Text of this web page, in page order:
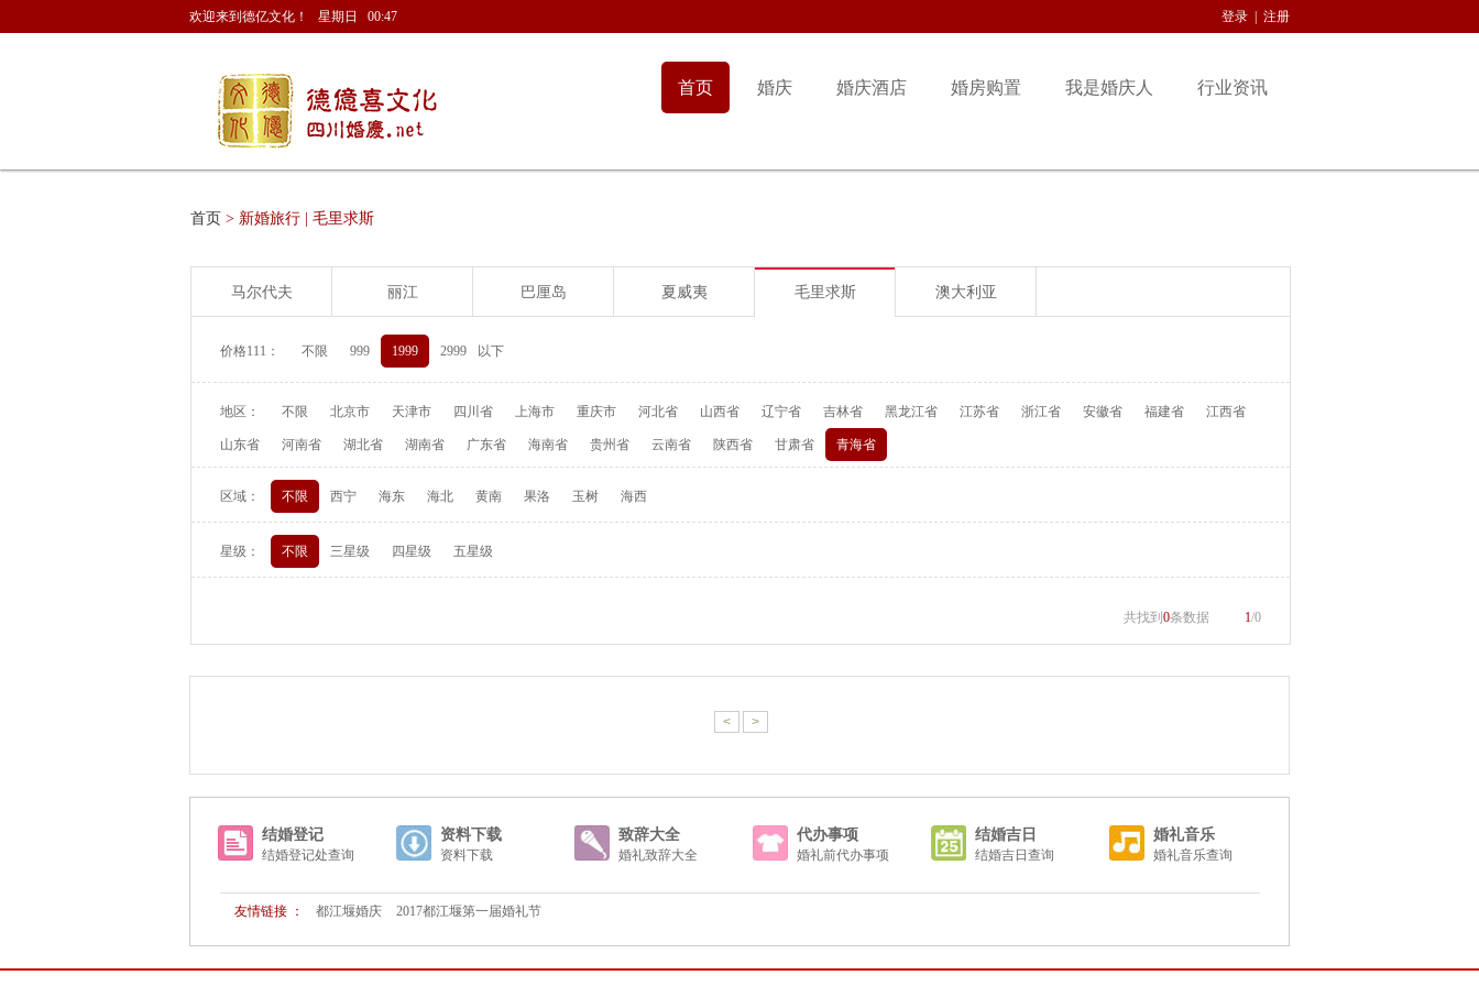
欢迎来到德亿文化！ 星期日 00:47 登录 注册
首页 婚庆 婚庆酒店 婚房购置 我是婚庆人 行业资讯
首页 > 新婚旅行 | 毛里求斯
马尔代夫 丽江 巴厘岛 夏威夷 毛里求斯 澳大利亚
价格111： 不限 999 1999 2999 以下
地区： 不限 北京市 天津市 四川省 上海市 重庆市 河北省 山西省 辽宁省 吉林省 黑龙江省 江苏省 浙江省 安徽省 福建省 江西省
山东省 河南省 湖北省 湖南省 广东省 海南省 贵州省 云南省 陕西省 甘肃省 青海省
区域： 不限 西宁 海东 海北 黄南 果洛 玉树 海西
星级： 不限 三星级 四星级 五星级
共找到 0条数据 1/0
< >
结婚登记
结婚登记处查询
资料下载
资料下载
致辞大全
婚礼致辞大全
代办事项
婚礼前代办事项
结婚吉日
结婚吉日查询
婚礼音乐
婚礼音乐查询
友情链接 ： 都江堰婚庆 2017都江堰第一届婚礼节